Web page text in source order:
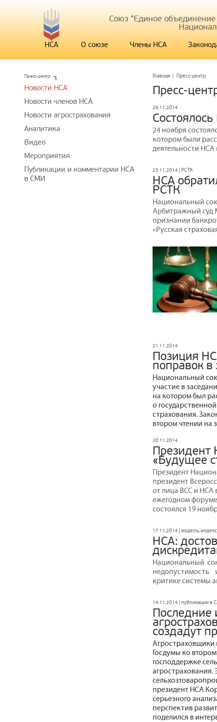
Союз "Единое
НСА О союзе Члены НСА
Главная | Пресс-центр
Пресс-
26.11.2014
24 ноября
котором были
деятельности НСА
25.11.2014 | РСТК
НСА
РСТК
Национальный
Арбитражный суд
признании
«Русская
21.11.2014
Позиция
поправок в
Национальный
участие в
на котором был
о
страхования.
втором чтении на
20.11.2014
Президент
«Будущее
Президент
президент
от лица ВСС и НСА
ежегодном
состоялся 19
17.11.2014 | модель,
НСА:
Национальный
недопустимость
критике системы
14.11.2014 | публикации в
Последние
создадут
Агростраховщики
Госдумы ко
господдержке
агрострахования.
президент НСА
серьезного
перспектив
поделился в
Пресс-центр
Новости НСА
Новости членов НСА
Новости агрострахования
Аналитика
Видео
Мероприятия
Публикации и комментарии НСА
в СМИ